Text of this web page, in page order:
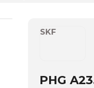
SKF
PHG